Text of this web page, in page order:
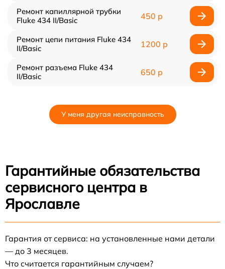
Ремонт капиллярной трубки
Fluke 434 II/Basic
450 р
Ремонт цепи питания Fluke 434
II/Basic
1200 р
Ремонт разъема Fluke 434
II/Basic
650 р
У меня другая неисправность
Гарантийные обязательства
сервисного центра в
Ярославле
Гарантия от сервиса: на установленные нами детали
— до 3 месяцев.
Что считается гарантийным случаем?